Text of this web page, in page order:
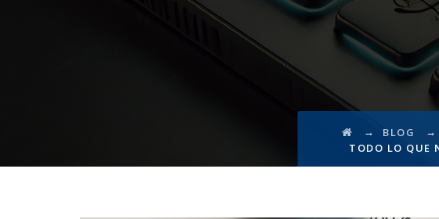
→ BLOG →
TODO LO QUE